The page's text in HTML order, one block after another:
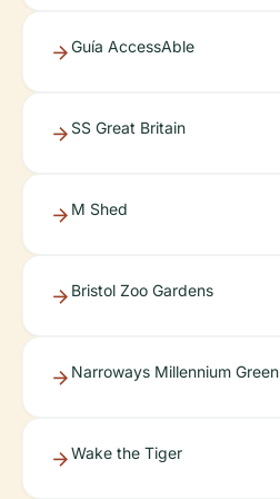
Guía AccessAble
SS Great Britain
M Shed
Bristol Zoo Gardens
Narroways Millennium Green
Wake the Tiger